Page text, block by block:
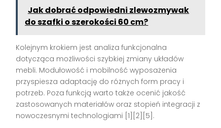
Jak dobrać odpowiedni zlewozmywak
do szafki o szerokości 60 cm?
Kolejnym krokiem jest analiza funkcjonalna
dotycząca możliwości szybkiej zmiany układów
mebli. Modułowość i mobilność wyposażenia
przyspiesza adaptację do różnych form pracy i
potrzeb. Poza funkcją warto także ocenić jakość
zastosowanych materiałów oraz stopień integracji z
nowoczesnymi technologiami [1][2][5] .